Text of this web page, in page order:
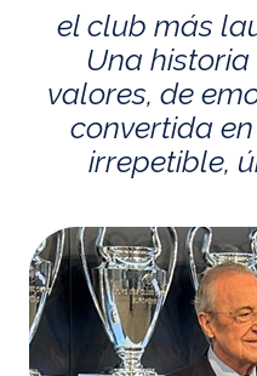
el club más
Una historia
valores, de
convertida
irrepetible,